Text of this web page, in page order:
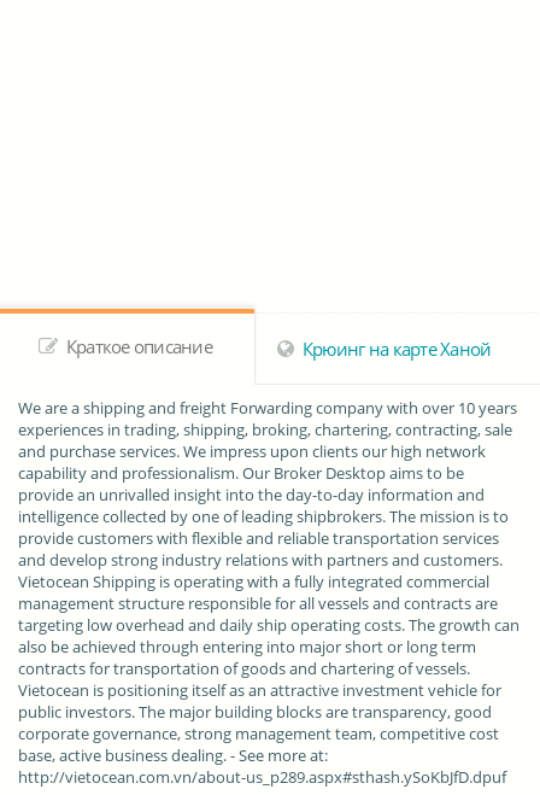
Краткое описание Крюинг на карте Ханой
We are a shipping and freight Forwarding company with over 10 years
experiences in trading, shipping, broking, chartering, contracting, sale
and purchase services. We impress upon clients our high network
capability and professionalism. Our Broker Desktop aims to be
provide an unrivalled insight into the day-to-day information and
intelligence collected by one of leading shipbrokers. The mission is to
provide customers with flexible and reliable transportation services
and develop strong industry relations with partners and customers.
Vietocean Shipping is operating with a fully integrated commercial
management structure responsible for all vessels and contracts are
targeting low overhead and daily ship operating costs. The growth can
also be achieved through entering into major short or long term
contracts for transportation of goods and chartering of vessels.
Vietocean is positioning itself as an attractive investment vehicle for
public investors. The major building blocks are transparency, good
corporate governance, strong management team, competitive cost
base, active business dealing. - See more at:
http://vietocean.com.vn/about-us_p289.aspx#sthash.ySoKbJfD.dpuf